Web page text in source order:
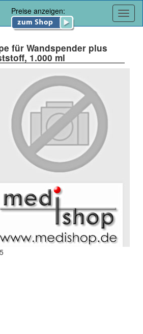
Preise anzeigen:
für Wandspender plus
1.000 ml